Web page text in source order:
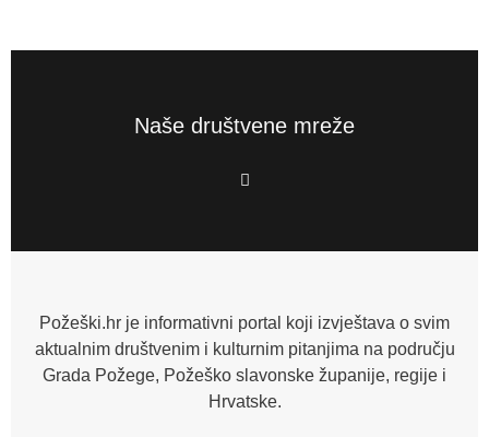
Naše društvene mreže
F
a
o
f
Požeški.hr je informativni portal koji izvještava o svim
aktualnim društvenim i kulturnim pitanjima na području
Grada Požege, Požeško slavonske županije, regije i
Hrvatske.